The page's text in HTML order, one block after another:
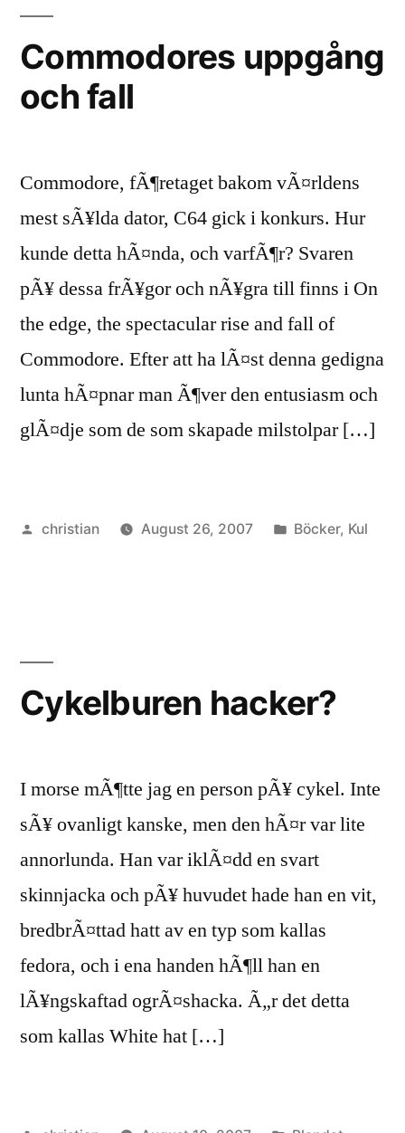
Commodores uppgång
och fall
Commodore, fÃ¶retaget bakom vÃ¤rldens
mest sÃ¥lda dator, C64 gick i konkurs. Hur
kunde detta hÃ¤nda, och varfÃ¶r? Svaren
pÃ¥ dessa frÃ¥gor och nÃ¥gra till finns i On
the edge, the spectacular rise and fall of
Commodore. Efter att ha lÃ¤st denna gedigna
lunta hÃ¤pnar man Ã¶ver den entusiasm och
glÃ¤dje som de som skapade milstolpar […]
Posted
christian August 26, 2007
Posted
Böcker, Kul
Cykelburen hacker?
I morse mÃ¶tte jag en person pÃ¥ cykel. Inte
sÃ¥ ovanligt kanske, men den hÃ¤r var lite
annorlunda. Han var iklÃ¤dd en svart
skinnjacka och pÃ¥ huvudet hade han en vit,
bredbrÃ¤ttad hatt av en typ som kallas
fedora, och i ena handen hÃ¶ll han en
lÃ¥ngskaftad ogrÃ¤shacka. Ã„r det detta
som kallas White hat […]